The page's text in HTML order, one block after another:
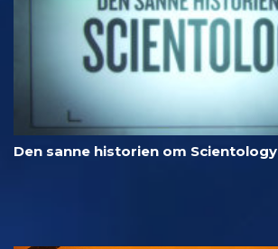
Den sanne historien om Scientology